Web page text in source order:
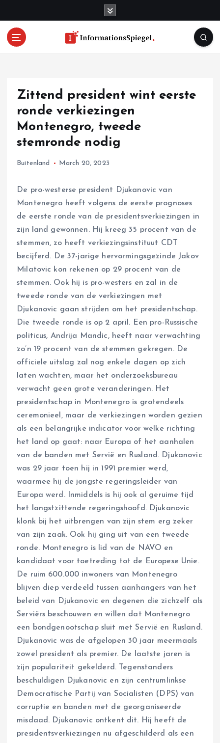
Zittend president wint eerste
ronde verkiezingen
Montenegro, tweede
stemronde nodig
Buitenland March 20, 2023
De pro-westerse president Djukanovic van
Montenegro heeft volgens de eerste prognoses
de eerste ronde van de presidentsverkiezingen in
zijn land gewonnen. Hij kreeg 35 procent van de
stemmen, zo heeft verkiezingsinstituut CDT
becijferd. De 37-jarige hervormingsgezinde Jakov
Milatovic kon rekenen op 29 procent van de
stemmen. Ook hij is pro-westers en zal in de
tweede ronde van de verkiezingen met
Djukanovic gaan strijden om het presidentschap.
Die tweede ronde is op 2 april. Een pro-Russische
politicus, Andrija Mandic, heeft naar verwachting
zo’n 19 procent van de stemmen gekregen. De
officiele uitslag zal nog enkele dagen op zich
laten wachten, maar het onderzoeksbureau
verwacht geen grote veranderingen. Het
presidentschap in Montenegro is grotendeels
ceremonieel, maar de verkiezingen worden gezien
als een belangrijke indicator voor welke richting
het land op gaat: naar Europa of het aanhalen
van de banden met Servië en Rusland. Djukanovic
was 29 jaar toen hij in 1991 premier werd,
waarmee hij de jongste regeringsleider van
Europa werd. Inmiddels is hij ook al geruime tijd
het langstzittende regeringshoofd. Djukanovic
klonk bij het uitbrengen van zijn stem erg zeker
van zijn zaak. Ook hij ging uit van een tweede
ronde. Montenegro is lid van de NAVO en
kandidaat voor toetreding tot de Europese Unie.
De ruim 600.000 inwoners van Montenegro
blijven diep verdeeld tussen aanhangers van het
beleid van Djukanovic en degenen die zichzelf als
Serviërs beschouwen en willen dat Montenegro
een bondgenootschap sluit met Servië en Rusland.
Djukanovic was de afgelopen 30 jaar meermaals
zowel president als premier. De laatste jaren is
zijn populariteit gekelderd. Tegenstanders
beschuldigen Djukanovic en zijn centrumlinkse
Democratische Partij van Socialisten (DPS) van
corruptie en banden met de georganiseerde
misdaad. Djukanovic ontkent dit. Hij heeft de
presidentsverkiezingen nu afgeschilderd als een